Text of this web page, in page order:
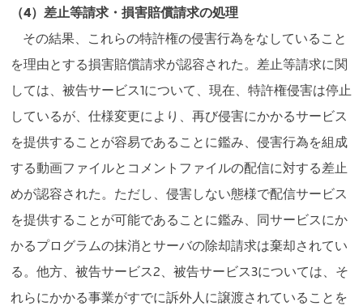
（4）差止等請求・損害賠償請求の処理
その結果、これらの特許権の侵害行為をなしていること
を理由とする損害賠償請求が認容された。差止等請求に関
しては、被告サービス1について、現在、特許権侵害は停止
しているが、仕様変更により、再び侵害にかかるサービス
を提供することが容易であることに鑑み、侵害行為を組成
する動画ファイルとコメントファイルの配信に対する差止
めが認容された。ただし、侵害しない態様で配信サービス
を提供することが可能であることに鑑み、同サービスにか
かるプログラムの抹消とサーバの除却請求は棄却されてい
る。他方、被告サービス2、被告サービス3については、そ
れらにかかる事業がすでに訴外人に譲渡されていることを